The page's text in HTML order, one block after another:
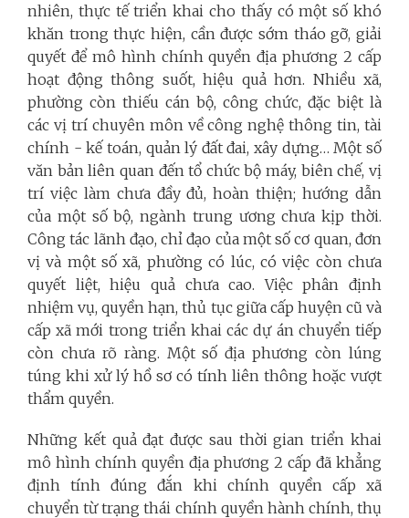
nhiên, thực tế triển khai cho thấy có một số khó
khăn trong thực hiện, cần được sớm tháo gỡ, giải
quyết để mô hình chính quyền địa phương 2 cấp
hoạt động thông suốt, hiệu quả hơn. Nhiều xã,
phường còn thiếu cán bộ, công chức, đặc biệt là
các vị trí chuyên môn về công nghệ thông tin, tài
chính - kế toán, quản lý đất đai, xây dựng… Một số
văn bản liên quan đến tổ chức bộ máy, biên chế, vị
trí việc làm chưa đầy đủ, hoàn thiện; hướng dẫn
của một số bộ, ngành trung ương chưa kịp thời.
Công tác lãnh đạo, chỉ đạo của một số cơ quan, đơn
vị và một số xã, phường có lúc, có việc còn chưa
quyết liệt, hiệu quả chưa cao. Việc phân định
nhiệm vụ, quyền hạn, thủ tục giữa cấp huyện cũ và
cấp xã mới trong triển khai các dự án chuyển tiếp
còn chưa rõ ràng. Một số địa phương còn lúng
túng khi xử lý hồ sơ có tính liên thông hoặc vượt
thẩm quyền.
Những kết quả đạt được sau thời gian triển khai
mô hình chính quyền địa phương 2 cấp đã khẳng
định tính đúng đắn khi chính quyền cấp xã
chuyển từ trạng thái chính quyền hành chính, thụ